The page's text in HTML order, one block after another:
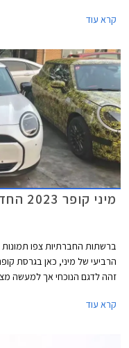
קונספטואלי.
קרא עוד
מיני קופר 2023 החדשה בתמונות ראשונות
ברשתות החברתיות צפו תמונות
זהה לדגם הנוכחי אך למעשה
קרא עוד